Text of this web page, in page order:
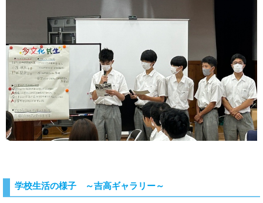
学校生活の様子 ～吉高ギャラリー～